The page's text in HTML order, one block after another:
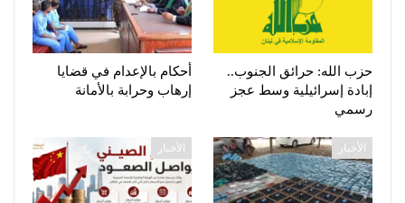
حزب الله: حرائق الجنوب..
إبادة إسرائيلية وسط عجز
رسمي
أحكام بالإعدام في قضايا
إرهاب وحرابة بالأمانة
الأخبار الأخبار